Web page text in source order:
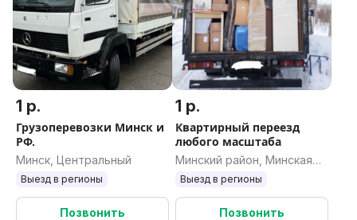
1 р.
Грузоперевозки Минск и
РФ.
Минск, Центральный
Выезд в регионы
Позвонить
1 р.
Квартирный переезд
любого масштаба
Минский район, Минская
область
Выезд в регионы
Позвонить